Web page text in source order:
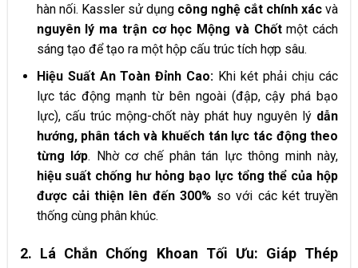
hàn nối. Kassler sử dụng công nghệ cắt chính xác và
nguyên lý ma trận cơ học Mộng và Chốtmột cách
sáng tạo để tạo ra một hộp cấu trúc tích hợp sâu.
Hiệu Suất An Toàn Đỉnh Cao: Khi két phải chịu các
lực tác động mạnh từ bên ngoài (đập, cậy phá bạo
lực), cấu trúc mộng-chốt này phát huy nguyên lý dẫn
hướng, phân tách và khuếch tán lực tác động theo
từng lớp. Nhờ cơ chế phân tán lực thông minh này,
hiệu suất chống hư hỏng bạo lực tổng thể của hộp
được cải thiện lên đến 300% so với các két truyền
thống cùng phân khúc.
2. Lá Chắn Chống Khoan Tối Ưu: Giáp Thép